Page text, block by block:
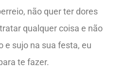
não quer ter dores
qualquer coisa e não
e sujo na sua festa, eu
te fazer.